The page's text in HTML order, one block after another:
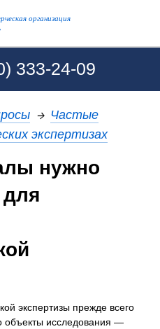
организация
333-24-09
→ Частые
экспертизах
нужно
экспертизы прежде всего
объекты исследования —